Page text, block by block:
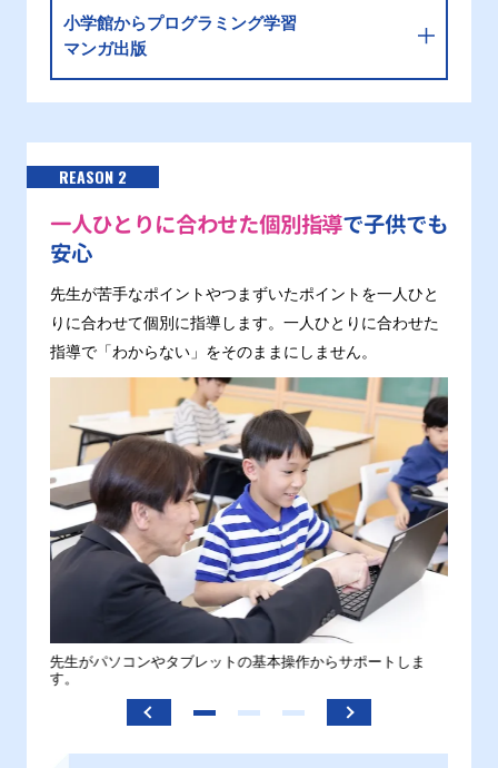
小学館からプログラミング学習
マンガ出版
REASON 2
一人ひとりに合わせた個別指導で子供でも
安心
先生が苦手なポイントやつまずいたポイントを一人ひと
りに合わせて個別に指導します。一人ひとりに合わせた
指導で「わからない」をそのままにしません。
先生がパソコンやタブレットの基本操作からサポートしま
す。